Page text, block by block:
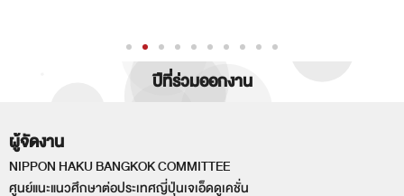
ปีที่ร่วมออกงาน
ผู้จัดงาน
NIPPON HAKU BANGKOK COMMITTEE
ศูนย์แนะแนวศึกษาต่อประเทศญี่ปุ่นเจเอ็ดดูเคชั่น